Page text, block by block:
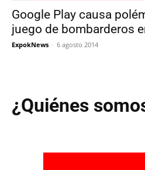
Google Play causa
juego de bombarderos
ExpokNews - 6 agosto 2014
¿Quiénes